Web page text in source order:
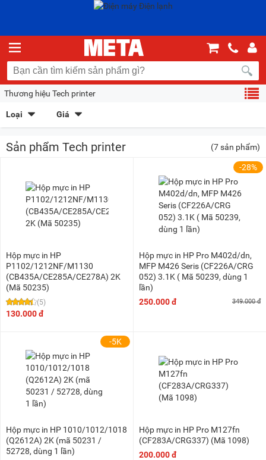
Thương hiệu Tech printer
Loại
Giá
200K - 500K
(2)
1,5 triệu - 2 triệu
(3)
Sản phẩm Tech printer (7 sản phẩm)
Hộp mực in HP
P1102/1212NF/M1130
(CB435A/CE285A/CE278A) 2K
(Mã 50235)
(5)
130.000 đ
-28%
Hộp mực in HP Pro M402d/dn,
MFP M426 Seris (CF226A/CRG
052) 3.1K ( Mã 50239, dùng 1
lần)
250.000 đ
349.000 đ
-5K
Hộp mực in HP 1010/1012/1018
(Q2612A) 2K (mã 50231 /
52728, dùng 1 lần)
Hộp mực in HP Pro M127fn
(CF283A/CRG337) (Mã 1098)
200.000 đ